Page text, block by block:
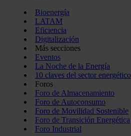
Bioenergía
LATAM
Eficiencia
Digitalización
Más secciones
Eventos
La Noche de la Energía
10 claves del sector energético
Foros
Foro de Almacenamiento
Foro de Autoconsumo
Foro de Movilidad Sostenible
Foro de Transición Energética
Foro Industrial